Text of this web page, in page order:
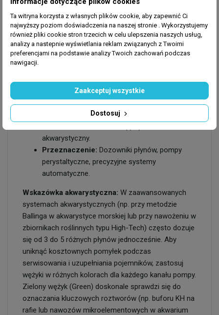
instalacji ukrytej pod akwarium.
Specyfikacja techniczna:
Green (Zielony).
Średnica wewnętrzna:2,5 mm.
Grubość ścianki:1,0 mm.
akwarystyczny.
Przeznaczenie: Dozowniki płynów, pompy
perystaltyczne, precyzyjne systemy
automatyczne.
Wskazówka akwarystyczna: W zaawansowanych
systemach akwarystycznych (np. przy metodzie
Ballinga w akwarystyce morskiej lub przy nawożeniu w
zbiornikach roślinnych typu High-Tech) często dozuje
się od 3 do 5 różnych płynów jednocześnie. Aby
uniknąć kosztownych pomyłek podczas
serwisowania i uzupełniania pojemników, zastosuj
wężyki w różnych kolorach dla każdego kanału pompy.
Zielony wężyk (Green) doskonale sprawdzi się do
oznaczania kluczowych roztworów (np. buforu KH na
rafie lub nawozów mikroelementowych w akwarium
Ta witryna korzysta z własnych plików cookie, aby zapewnić Ci
najwyższy poziom doświadczenia na naszej stronie . Wykorzystujemy
również pliki cookie stron trzecich w celu ulepszenia naszych usług,
analizy a nastepnie wyświetlania reklam związanych z Twoimi
preferencjami na podstawie analizy Twoich zachowań podczas
nawigacji.
Dostosuj
Zaakceptuj wszystkie